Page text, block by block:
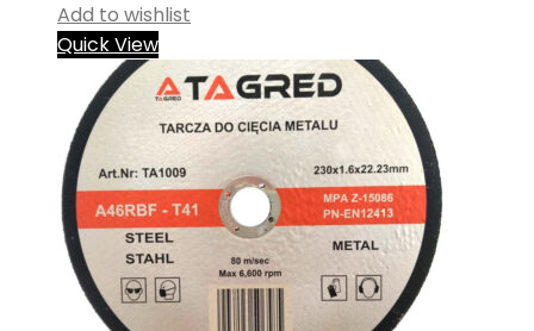
Add to wishlist
Quick View